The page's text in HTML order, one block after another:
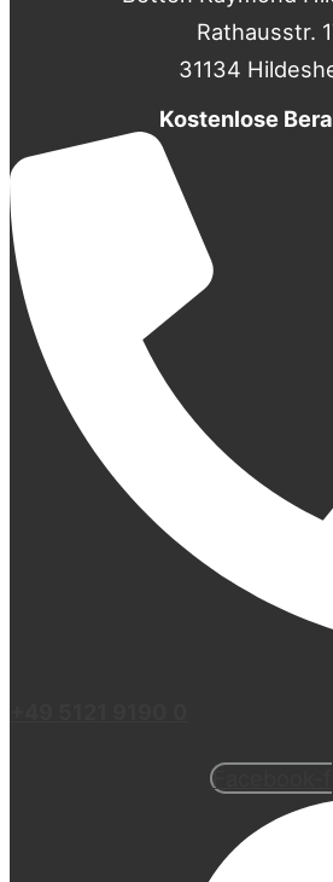
Rathausstr.
31134
Kostenlose
Facebook-f